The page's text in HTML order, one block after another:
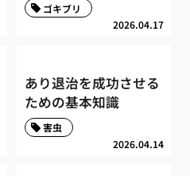
2026.04.17
ゴキブリ
あり退治を成功させる
ための基本知識
2026.04.14
害虫